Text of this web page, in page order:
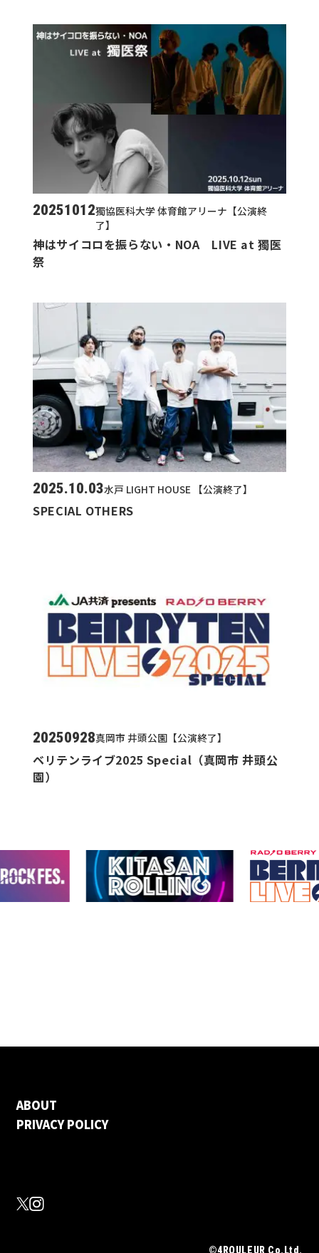
20251012獨協医科大学 体育館アリーナ【公演終
了】
神はサイコロを振らない・NOA LIVE at 獨医
祭
2025.10.03水戸 LIGHT HOUSE 【公演終了】
SPECIAL OTHERS
20250928真岡市 井頭公園【公演終了】
ベリテンライブ2025 Special（真岡市 井頭公
園）
ABOUT
PRIVACY POLICY
©4ROULEUR Co.Ltd.